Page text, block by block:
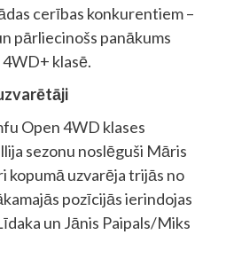
cerības konkurentiem –
pārliecinošs panākums
klasē.
Open 4WD klases
sezonu noslēguši Māris
kopumā uzvarēja trijās no
pozīcijās ierindojas
un Jānis Paipals/Miks